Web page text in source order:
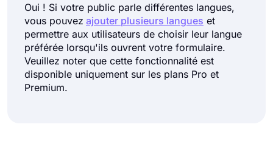
Oui ! Si votre public parle différentes langues,
vous pouvez ajouter plusieurs langues et
permettre aux utilisateurs de choisir leur langue
préférée lorsqu'ils ouvrent votre formulaire.
Veuillez noter que cette fonctionnalité est
disponible uniquement sur les plans Pro et
Premium.